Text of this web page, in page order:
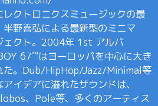
クトロニクスミュージックの最
野喜弘による最新型のミニマ
ェクト。2004年 1st アルバ
67′”はヨーロッパを中心に大き
た。Dub/HipHop/Jazz/Minimal等
イデアに溢れたサウンドは、
、Pole等、多くのアーティス